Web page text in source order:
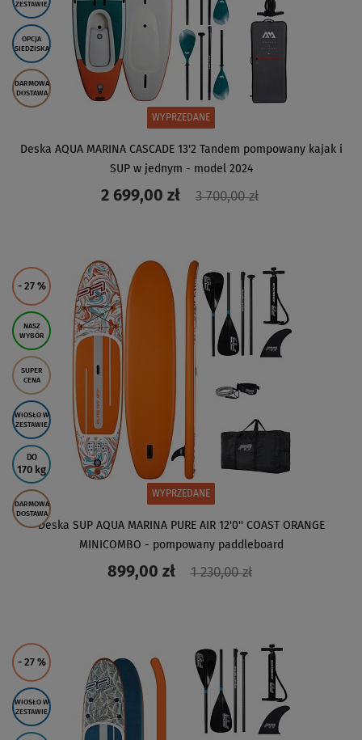
ZESTAWIE
OPCJA
SIEDZISKA
DARMOWA
DOSTAWA
WYPRZEDANE
Deska AQUA MARINA CASCADE 13'2 Tandem pompowany kajak i
SUP w jednym - model 2024
2 699,00 zł 3 700,00 zł
ZOBACZ
- 27 %
NASZ
WYBÓR
SUPER
CENA
WIOSŁO W
ZESTAWIE
DO
170 kg
DARMOWA
DOSTAWA
WYPRZEDANE
Deska SUP AQUA MARINA PURE AIR 12'0'' COAST ORANGE
MINICOMBO - pompowany paddleboard
899,00 zł 1 230,00 zł
- 27 %
WIOSŁO W
ZESTAWIE